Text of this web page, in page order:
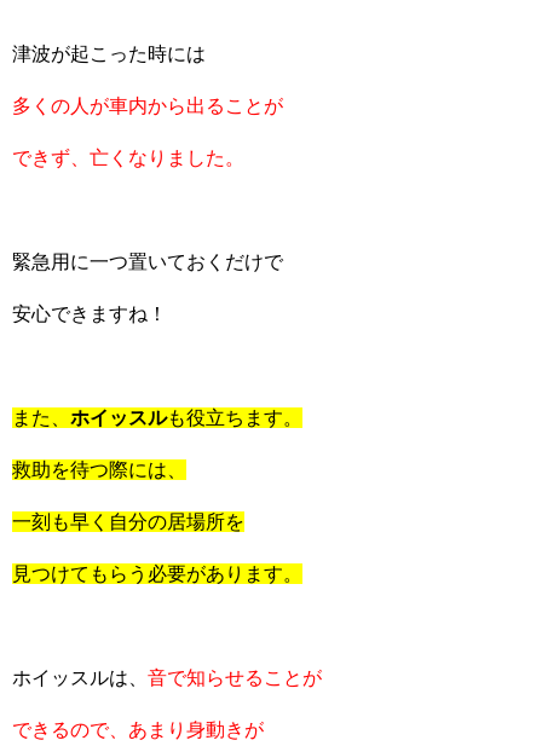
津波が起こった時には
多くの人が車内から出ることが
できず、亡くなりました。
緊急用に一つ置いておくだけで
安心できますね！
また、 ホイッスルも役立ちます。
救助を待つ際には、
一刻も早く自分の居場所を
見つけてもらう必要があります。
ホイッスルは、 音で知らせることが
できるので、あまり身動きが